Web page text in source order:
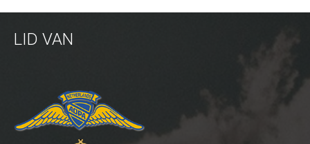
Thermische inspectie
PH-1KS DJI P3P
PH-2GO DJI I1
PH-5VU DJI Mavic 2 Ent DUAL
LID VAN